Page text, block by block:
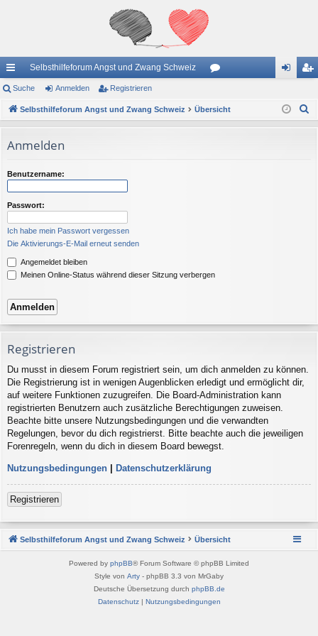
ch
ne
ug
riff
Selbsthilfeforum Angst und Zwang Schweiz
en m ist
Suche Anmelden Registrieren
Selbsthilfeforum Angst und Zwang Schweiz Übersicht
Anmelden
Benutzername:
Passwort:
Ich habe mein Passwort vergessen
Die Aktivierungs-E-Mail erneut senden
Angemeldet bleiben
Meinen Online-Status während dieser Sitzung verbergen
Registrieren
Du musst in diesem Forum registriert sein, um dich anmelden zu können.
Die Registrierung ist in wenigen Augenblicken erledigt und ermöglicht dir,
auf weitere Funktionen zuzugreifen. Die Board-Administration kann
registrierten Benutzern auch zusätzliche Berechtigungen zuweisen.
Beachte bitte unsere Nutzungsbedingungen und die verwandten
Regelungen, bevor du dich registrierst. Bitte beachte auch die jeweiligen
Forenregeln, wenn du dich in diesem Board bewegst.
Nutzungsbedingungen | Datenschutzerklärung
Registrieren
Selbsthilfeforum Angst und Zwang Schweiz Übersicht
Powered by phpBB® Forum Software © phpBB Limited
Style von Arty - phpBB 3.3 von MrGaby
Deutsche Übersetzung durch phpBB.de
Datenschutz| Nutzungsbedingungen